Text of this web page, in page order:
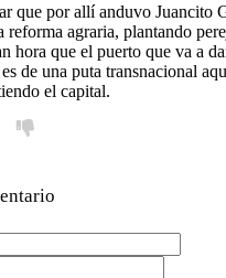
que por allí anduvo Juancito
reforma agraria, plantando
hora que el puerto que va a
de una puta transnacional
el capital.